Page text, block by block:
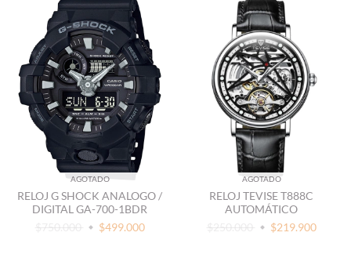
AGOTADO
RELOJ G SHOCK ANALOGO /
DIGITAL GA-700-1BDR
$750.000
$499.000
AGOTADO
RELOJ TEVISE T888C
AUTOMÁTICO
$250.000
$219.900